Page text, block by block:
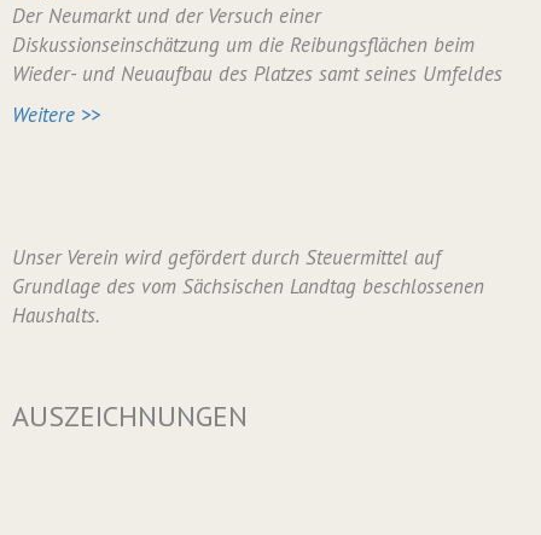
Der Neumarkt und der Versuch einer
Diskussionseinschätzung um die Reibungsflächen beim
Wieder- und Neuaufbau des Platzes samt seines Umfeldes
Weitere >>
Unser Verein wird gefördert durch Steuermittel auf
Grundlage des vom Sächsischen Landtag beschlossenen
Haushalts.
AUSZEICHNUNGEN